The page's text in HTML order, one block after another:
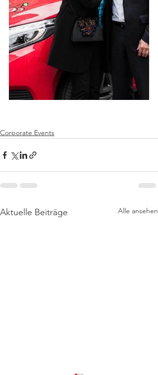
Corporate Events
Aktuelle Beiträge Alle ansehen